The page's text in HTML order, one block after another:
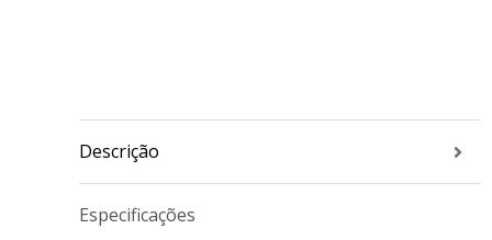
Descrição
Especificações